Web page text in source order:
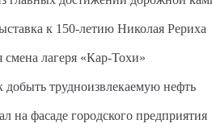
к 150-летию Николая Рериха
смена лагеря «Кар-Тохи»
добыть трудноизвлекаемую нефть
на фасаде городского предприятия